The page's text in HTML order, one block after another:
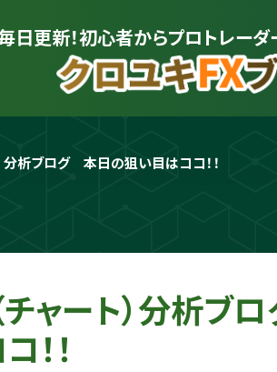
日更新！初心者からプロトレーダ
プロトレーダー
を解説。商材は一
かる"に変えるお手
析ブログ　本日の狙い目はココ！！
ャート）分析ブ
！